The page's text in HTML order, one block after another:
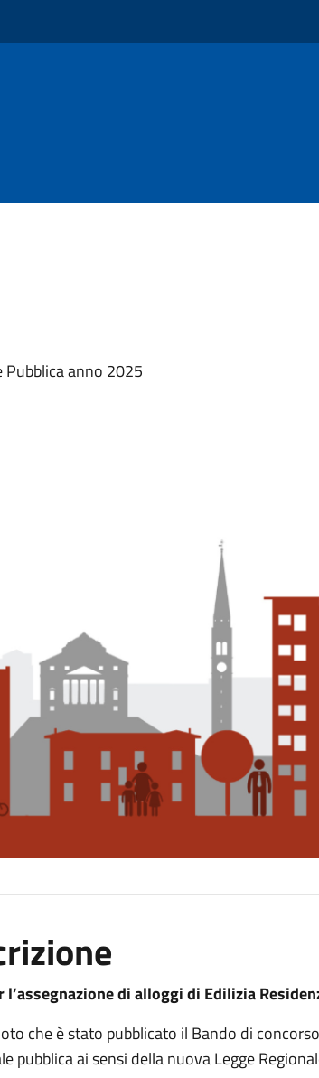
Pubblica anno 2025
l’assegnazione di alloggi di Edilizia
che è stato pubblicato il Bando di
pubblica ai sensi della nuova Legge